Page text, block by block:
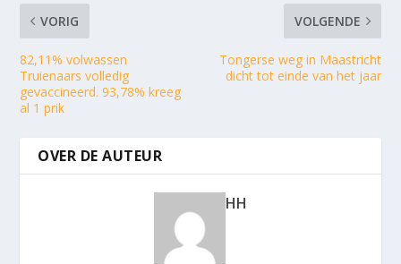
VORIG
82,11% volwassen
Truienaars volledig
gevaccineerd. 93,78% kreeg
al 1 prik
VOLGENDE
Tongerse weg in Maastricht
dicht tot einde van het jaar
OVER DE AUTEUR
HH